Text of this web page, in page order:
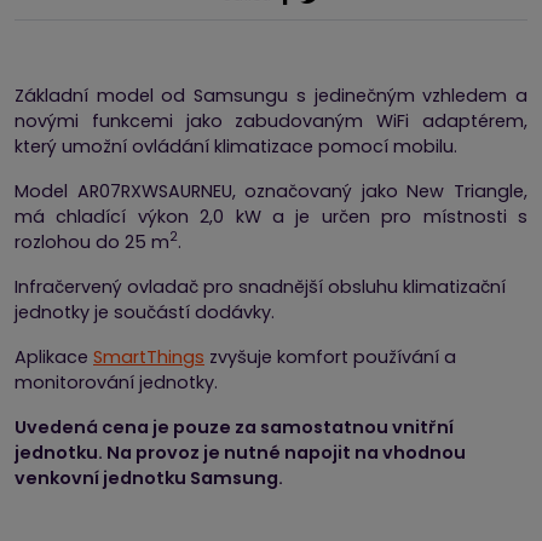
Základní model od Samsungu s jedinečným vzhledem a
novými funkcemi jako zabudovaným WiFi adaptérem,
který umožní ovládání klimatizace pomocí mobilu.
Model AR07RXWSAURNEU, označovaný jako New Triangle,
má chladící výkon 2,0 kW a je určen pro místnosti s
rozlohou do 25 m2.
Infračervený ovladač pro snadnější obsluhu klimatizační
jednotky je součástí dodávky.
Aplikace SmartThings zvyšuje komfort používání a
monitorování jednotky.
Uvedená cena je pouze za samostatnou vnitřní
jednotku. Na provoz je nutné napojit na vhodnou
venkovní jednotku Samsung.